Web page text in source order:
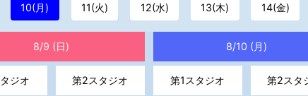
10(月) 11(火) 12(水) 13(木) 14(金)
8/9 (日)
ジオ 第2スタジオ
8/10 (月)
第1スタジオ 第2スタ